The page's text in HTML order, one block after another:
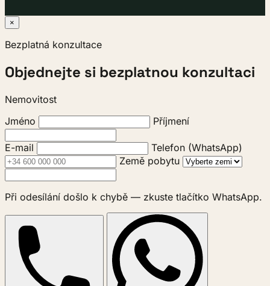
×
Bezplatná konzultace
Objednejte si bezplatnou konzultaci
Nemovitost
Jméno
Příjmení
E-mail
Telefon (WhatsApp)
Země pobytu
Při odesílání došlo k chybě — zkuste tlačítko WhatsApp.